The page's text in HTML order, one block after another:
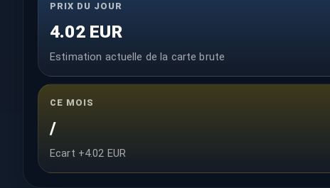
PRIX DU JOUR
4.02 EUR
Estimation actuelle de la carte brute
CE MOIS
/
Ecart +4.02 EUR